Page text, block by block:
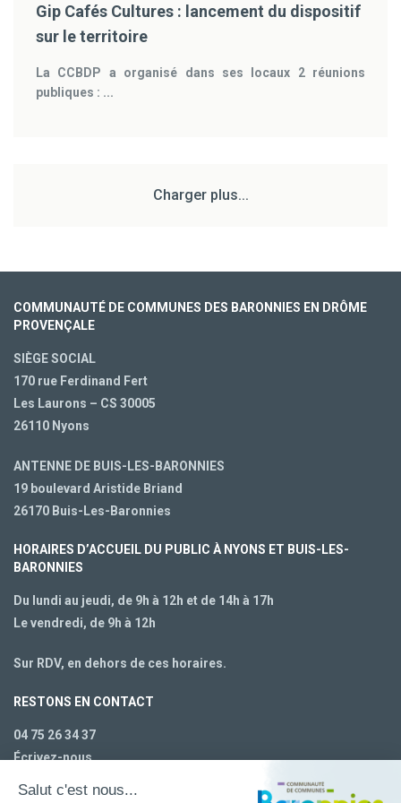
Gip Cafés Cultures : lancement du dispositif
sur le territoire
La CCBDP a organisé dans ses locaux 2 réunions
publiques : ...
Charger plus...
COMMUNAUTÉ DE COMMUNES DES BARONNIES EN DRÔME
PROVENÇALE
SIÈGE SOCIAL
170 rue Ferdinand Fert
Les Laurons – CS 30005
26110 Nyons
ANTENNE DE BUIS-LES-BARONNIES
19 boulevard Aristide Briand
26170 Buis-Les-Baronnies
HORAIRES D’ACCUEIL DU PUBLIC À NYONS ET BUIS-LES-
BARONNIES
Du lundi au jeudi, de 9h à 12h et de 14h à 17h
Le vendredi, de 9h à 12h
Sur RDV, en dehors de ces horaires.
RESTONS EN CONTACT
04 75 26 34 37
Écrivez-nous